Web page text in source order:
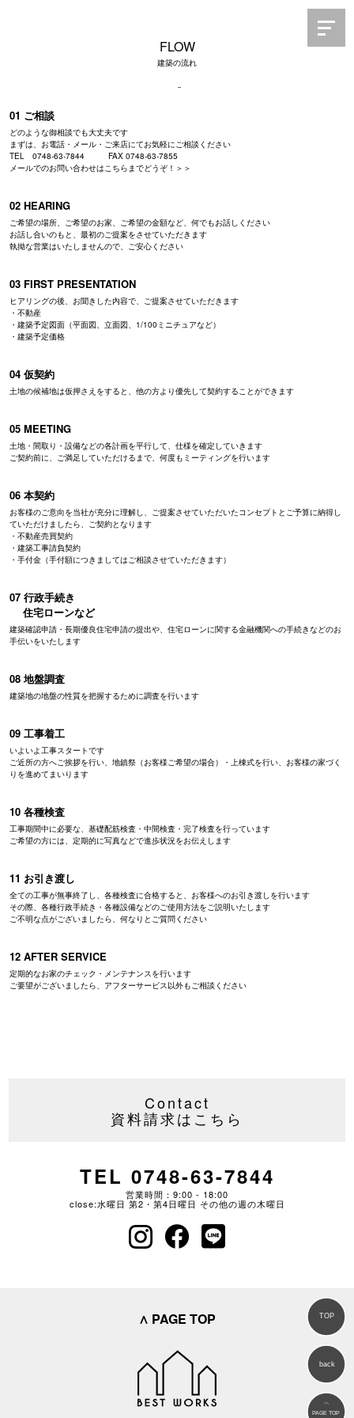
FLOW
建築の流れ
01 ご相談
どのような御相談でも大丈夫です
まずは、お電話・メール・ご来店にてお気軽にご相談ください
TEL 0748-63-7844 FAX 0748-63-7855
メールでのお問い合わせはこちらまでどうぞ！＞＞
02 HEARING
ご希望の場所、ご希望のお家、ご希望の金額など、何でもお話しください
お話し合いのもと、最初のご提案をさせていただきます
執拗な営業はいたしませんので、ご安心ください
03 FIRST PRESENTATION
ヒアリングの後、お聞きした内容で、ご提案させていただきます
・不動産
・建築予定図面（平面図、立面図、1/100ミニチュアなど）
・建築予定価格
04 仮契約
土地の候補地は仮押さえをすると、他の方より優先して契約することができます
05 MEETING
土地・間取り・設備などの各計画を平行して、仕様を確定していきます
ご契約前に、ご満足していただけるまで、何度もミーティングを行います
06 本契約
お客様のご意向を当社が充分に理解し、ご提案させていただいたコンセプトとご予算に納得し
ていただけましたら、ご契約となります
・不動産売買契約
・建築工事請負契約
・手付金（手付額につきましてはご相談させていただきます）
07 行政手続き
住宅ローンなど
建築確認申請・長期優良住宅申請の提出や、住宅ローンに関する金融機関への手続きなどのお
手伝いをいたします
08 地盤調査
建築地の地盤の性質を把握するために調査を行います
09 工事着工
いよいよ工事スタートです
ご近所の方へご挨拶を行い、地鎮祭（お客様ご希望の場合）・上棟式を行い、お客様の家づく
りを進めてまいります
10 各種検査
工事期間中に必要な、基礎配筋検査・中間検査・完了検査を行っています
ご希望の方には、定期的に写真などで進歩状況をお伝えします
11 お引き渡し
全ての工事が無事終了し、各種検査に合格すると、お客様へのお引き渡しを行います
その際、各種行政手続き・各種設備などのご使用方法をご説明いたします
ご不明な点がございましたら、何なりとご質問ください
12 AFTER SERVICE
定期的なお家のチェック・メンテナンスを行います
ご要望がございましたら、アフターサービス以外もご相談ください
Contact
資料請求はこちら
TEL 0748-63-7844
営業時間：9:00 - 18:00
close:水曜日 第2・第4日曜日 その他の週の木曜日
∧ PAGE TOP